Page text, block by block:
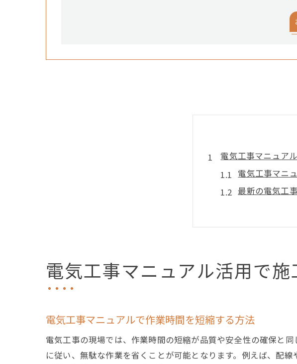
電気工事マニュア
電気工事マニ
最新の電気工
電気工事積算
積算実務マニ
安全管理に役立つ
電気工事の安
積算実務マニ
電気工事施工
電気工事マニュアル活用で
電気工事マニュアルで作業時間を短縮する方法
電気工事の現場では、作業時間の短縮が品質や安全性の確保と
に従い、無駄な作業を省くことが可能となります。例えば、配